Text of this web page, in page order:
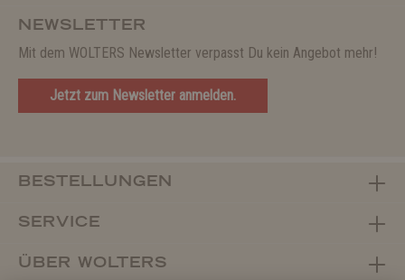
NEWSLETTER
Mit dem WOLTERS Newsletter verpasst Du kein Angebot mehr!
Jetzt zum Newsletter anmelden.
BESTELLUNGEN
SERVICE
ÜBER WOLTERS